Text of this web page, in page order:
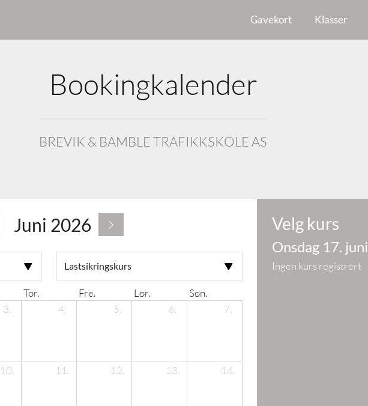
Gavekort Klasser
Bookingkalender
BREVIK & BAMBLE TRAFIKKSKOLE AS
Juni 2026
Tor. Fre. Lør.
Søn.
3. 4. 5. 6. 7.
10. 11. 12. 13. 14.
Velg kurs
Onsdag 17. juni
Ingen kurs registrert